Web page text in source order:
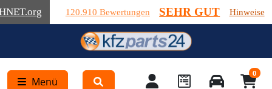
.org 120.910 Bewertungen SEHR GUT Hinweise
Menü
0